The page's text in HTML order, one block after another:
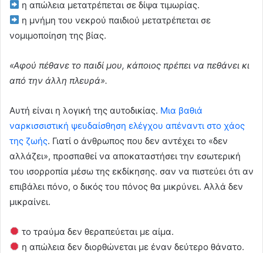
η απώλεια μετατρέπεται σε δίψα τιμωρίας.
η μνήμη του νεκρού παιδιού μετατρέπεται σε
νομιμοποίηση της βίας.
«Αφού πέθανε το παιδί μου, κάποιος πρέπει να πεθάνει κι
από την άλλη πλευρά».
Αυτή είναι η λογική της αυτοδικίας. Μια βαθιά
ναρκισσιστική ψευδαίσθηση ελέγχου απέναντι στο χάος
της ζωής. Γιατί ο άνθρωπος που δεν αντέχει το «δεν
αλλάζει», προσπαθεί να αποκαταστήσει την εσωτερική
του ισορροπία μέσω της εκδίκησης. σαν να πιστεύει ότι αν
επιβάλει πόνο, ο δικός του πόνος θα μικρύνει. Αλλά δεν
μικραίνει.
το τραύμα δεν θεραπεύεται με αίμα.
η απώλεια δεν διορθώνεται με έναν δεύτερο θάνατο.